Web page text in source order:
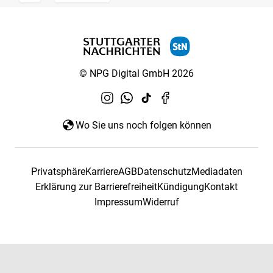
© NPG Digital GmbH 2026
Wo Sie uns noch folgen können
PrivatsphäreKarriereAGBDatenschutzMediadaten
Erklärung zur BarrierefreiheitKündigungKontakt
ImpressumWiderruf